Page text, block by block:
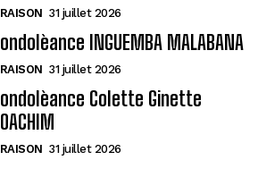
31 juillet 2026
INGUEMBA MALABANA
31 juillet 2026
Colette Ginette
31 juillet 2026